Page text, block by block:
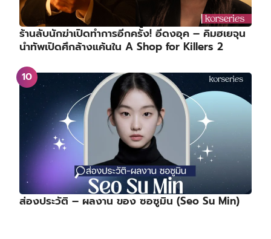
ร้านลับนักฆ่าเปิดทำการอีกครั้ง! อีดงอุค – คิมฮเยจุน
นำทัพเปิดศึกล้างแค้นใน A Shop for Killers 2
ส่องประวัติ – ผลงาน ของ ซอซูมิน (Seo Su Min)